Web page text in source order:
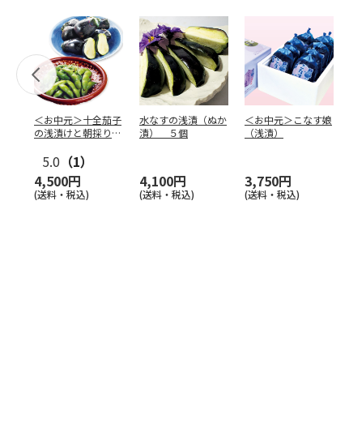
＜お中元＞十全茄子
の浅漬けと朝採り枝
5.0 （1）
4,500円
(送料・税込)
水なすの浅漬（ぬか
漬） ５個
4,100円
(送料・税込)
＜お中元＞こなす娘
（浅漬）
3,750円
(送料・税込)